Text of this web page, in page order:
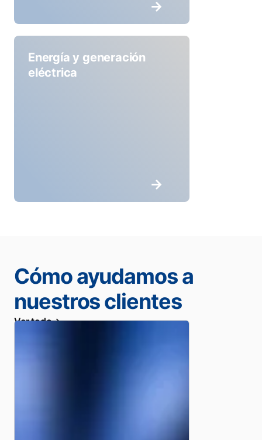
Energía y generación
eléctrica
Cómo ayudamos a
nuestros clientes
Ver todo